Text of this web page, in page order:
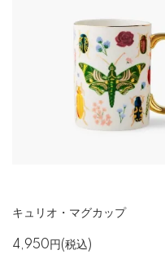
キュリオ・マグカップ
4,950円(税込)